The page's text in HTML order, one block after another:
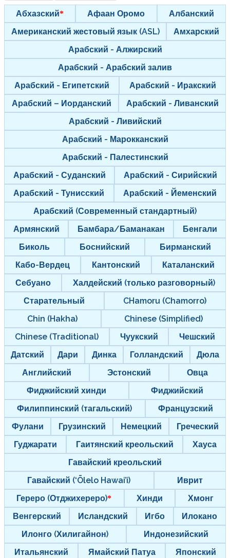
Абхазский Афаан Оромо
Албанский
Американский жестовый язык (ASL)
Амхарский
Арабский - Алжирский
Арабский - Арабский залив
Арабский - Египетский
Арабский - Иракский
Арабский – Иорданский
Арабский - Ливанский
Арабский - Ливийский
Арабский - Марокканский
Арабский - Палестинский
Арабский - Суданский
Арабский - Сирийский
Арабский - Тунисский
Арабский - Йеменский
Арабский (Современный стандартный)
Армянский
Бамбара/Баманакан
Бенгали
Биколь
Боснийский
Бирманский
Кабо-Вердец
Кантонский
Каталанский
Себуано
Халдейский (только разговорный)
Старательный
CHamoru (Chamorro)
Chin (Hakha)
Chinese (Simplified)
Chinese (Traditional)
Чуукский
Чешский
Датский
Дари Динка Голландский
Дюла
Английский
Эстонский
Овца
Фиджийский хинди
Фиджийский
Филиппинский (тагальский)
Французский
Фулани
Грузинский Немецкий
Греческий
Гуджарати
Гаитянский креольский
Хауса
Гавайский креольский
Гавайский (‘Ōlelo Hawai’i)
Иврит
Гереро (Отджихереро)
Хинди
Хмонг
Венгерский
Исландский Игбо
Илокано
Илонго (Хилигайнон)
Индонезийский
Итальянский
Ямайский Патуа
Японский